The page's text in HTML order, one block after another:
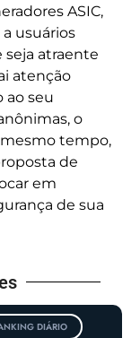
ASIC,
usuários
seja atraente
atenção
ao seu
o
tempo,
de
em
de sua
DIÁRIO